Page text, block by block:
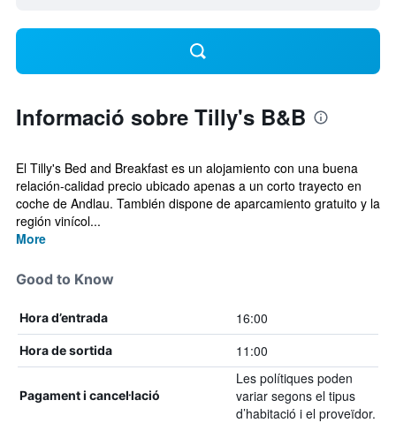
Informació sobre Tilly's B&B
El Tilly's Bed and Breakfast es un alojamiento con una buena
relación-calidad precio ubicado apenas a un corto trayecto en
coche de Andlau. También dispone de aparcamiento gratuito y la
región vinícol...
More
Good to Know
Hora d’entrada 16:00
Hora de sortida 11:00
Pagament i cancel·lació
Les polítiques poden
variar segons el tipus
d’habitació i el proveïdor.